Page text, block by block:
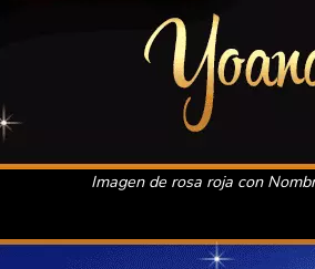
Imagen de rosa roja con